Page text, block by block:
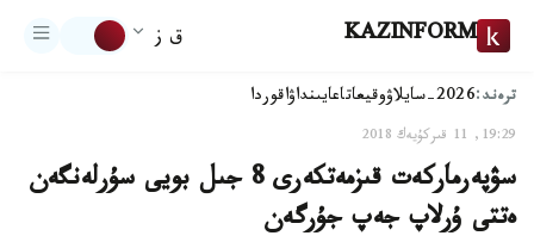
KAZINFORM ق ز
ترەند:2026-سايلاۋ وقيعاتاعايىنداۋاقوردا
19:29, 11 قىركۇيەك 2018
سۋپەرماركەت قىزمەتكەرى 8 جىل بويى سۇرلەنگەن
ەتتى ۇرلاپ جەپ جۇرگەن